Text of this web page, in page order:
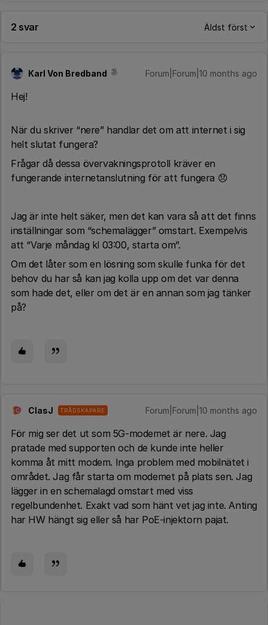
2 svar Äldst först
Karl Von Bredband Forum|Forum|10 months ago
Hej!
När du skriver “nere” handlar det om att internet i sig
helt slutat fungera?
Frågar då dessa övervakningsprotoll kräver en
fungerande internetanslutning för att fungera 😞
Jag är inte helt säker, men det kan vara så att det finns
inställningar som “schemalägger” omstart. Exempelvis
att “Varje måndag kl 03:00, starta om”.
Om det låter som en lösning som skulle funka för det
behov du har så kan jag kolla upp om det var denna
som hade det, eller om det är en annan som jag tänker
på?
C ClasJ TRÅDSKAPARE Forum|Forum|10 months ago
För mig ser det ut som 5G-modemet är nere. Jag
pratade med supporten och de kunde inte heller
komma åt mitt modem. Inga problem med mobilnätet i
området. Jag får starta om modemet på plats sen. Jag
lägger in en schemalagd omstart med viss
regelbundenhet. Exakt vad som hänt vet jag inte. Anting
har HW hängt sig eller så har PoE-injektorn pajat.